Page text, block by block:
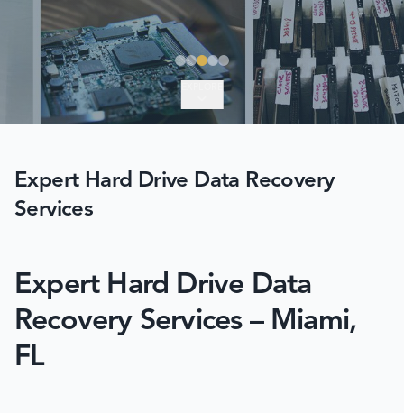
Expert Hard Drive Data Recovery
Services
Expert Hard Drive Data
Recovery Services – Miami,
FL